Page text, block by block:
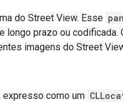
do Street View. Esse
longo prazo ou codificada.
imagens do Street
expresso como um